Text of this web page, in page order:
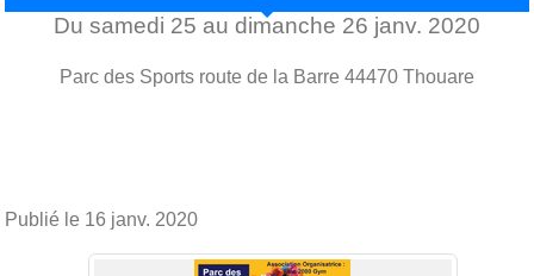
Du samedi 25 au dimanche 26 janv. 2020
Parc des Sports route de la Barre 44470 Thouare
Publié le 16 janv. 2020